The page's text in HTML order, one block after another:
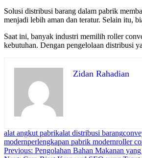
Solusi distribusi barang dalam pabrik
menjadi lebih aman dan teratur. Selain itu,
Saat ini, banyak industri memilih roller
kebutuhan. Dengan pengelolaan distribusi
Zidan Rahadian
alat angkut pabrikalat distribusi barang
modernperlengkapan pabrik modernroller
Navigasi
Previous: Pengolahan Bahan Makanan